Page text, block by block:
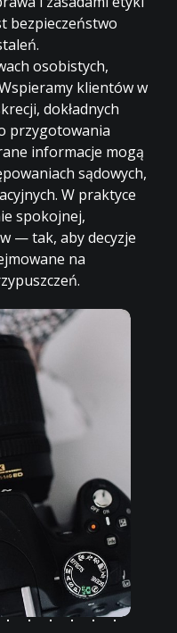
bezpieczeństwo
osobistych,
klientów w
dokładnych
przygotowania
informacje mogą
sądowych,
W praktyce
spokojnej,
— tak, aby decyzje
na